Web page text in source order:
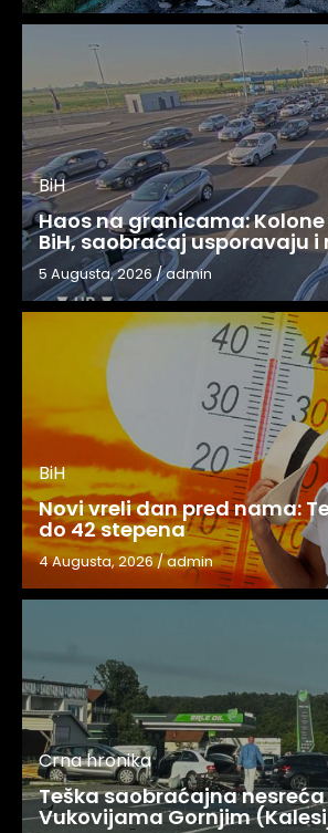
BiH
Haos na granicama: Kolone
BiH, saobraćaj usporavaju i
5 Augusta, 2026/admin
BiH
Novi vreli dan pred nama:
do 42 stepena
4 Augusta, 2026/admin
Crna hronika
Teška saobraćajna nesreća
Vukovijama Gornjim